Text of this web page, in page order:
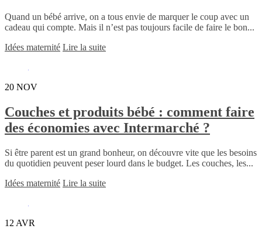
Quand un bébé arrive, on a tous envie de marquer le coup avec un
cadeau qui compte. Mais il n’est pas toujours facile de faire le bon...
Idées maternité Lire la suite
20 NOV
Couches et produits bébé : comment faire
des économies avec Intermarché ?
Si être parent est un grand bonheur, on découvre vite que les besoins
du quotidien peuvent peser lourd dans le budget. Les couches, les...
Idées maternité Lire la suite
12 AVR